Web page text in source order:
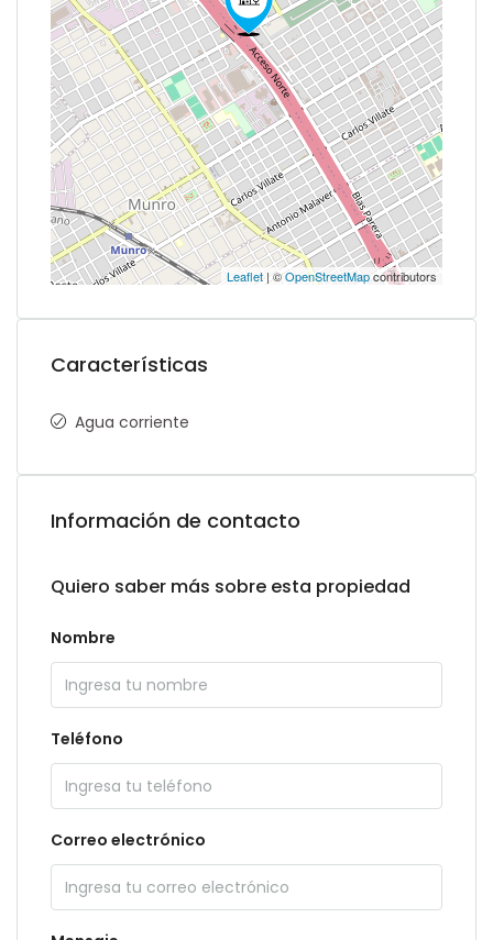
Leaflet | ©OpenStreetMapcontributors
Características
Agua corriente
Información de contacto
Quiero saber más sobre esta propiedad
Nombre
Teléfono
Correo electrónico